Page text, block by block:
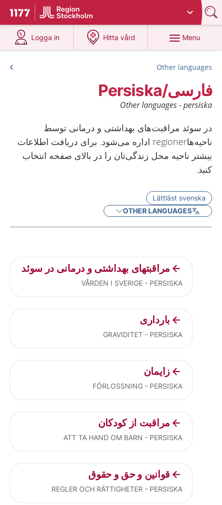
To start page for 1177
Du har valt region
Logga in
at 1177.se
Hitta vård
at 1177.se
Menu
Other languages
فارسی/Persiska
Other languages - persiska
در سوئد مراقبت‌‌های بهداشتی و درمانی توسط
ناحیه‌‌هاregioner اداره می‌‌شود. برای دریافت اطلاعات
بیشتر ناحیه محل زندگی‌‌تان را در بالای صفحه انتخاب
کنید.
Lättläst svenska
OTHER LANGUAGES
Current articlesمراقبتهای بهداشتی و درمانی در سوئد
VÅRDEN I SVERIGE - PERSISKA
بارداری
GRAVIDITET - PERSISKA
زایمان
FÖRLOSSNING - PERSISKA
مراقبت از کودکان
ATT TA HAND OM BARN - PERSISKA
قوانین و حق و حقوق
REGLER OCH RÄTTIGHETER - PERSISKA